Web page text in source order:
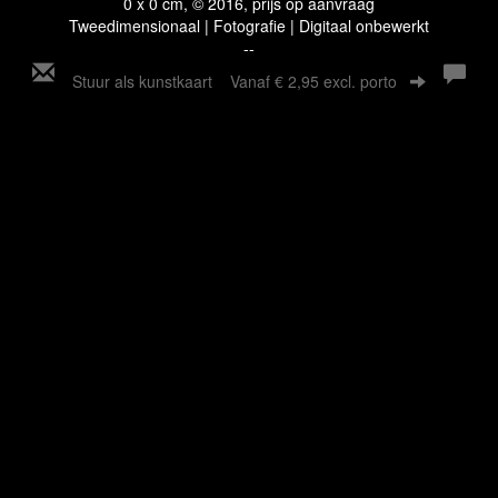
Tweedimensionaal | Fotografie | Digitaal onbewerkt
--
Stuur als kunstkaart Vanaf € 2,95 excl. porto